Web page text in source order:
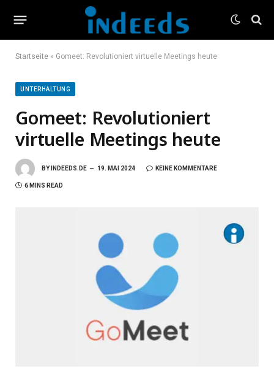
Startseite » Gomeet: Revolutioniert virtuelle Meetings heute
UNTERHALTUNG
Gomeet: Revolutioniert
virtuelle Meetings heute
BY INDEEDS.DE 19. MAI 2024 KEINE KOMMENTARE
6 MINS READ